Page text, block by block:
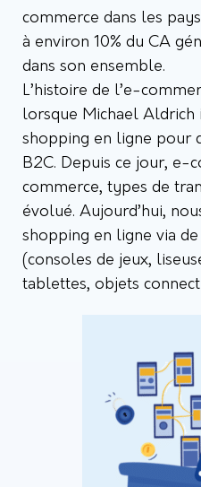
commerce dans les
à environ 10% du CA
dans son ensemble.
L’histoire de l’e-
lorsque Michael
shopping en ligne pour
B2C. Depuis ce jour, e-
commerce, types de
évolué. Aujourd’hui,
shopping en ligne via
(consoles de jeux,
tablettes, objets